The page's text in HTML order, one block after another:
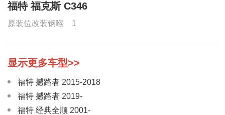
福特 福克斯 C346
原装位改装钢喉 1
福特 撼路者 2015-2018
福特 撼路者 2019-
福特 经典全顺 2001-